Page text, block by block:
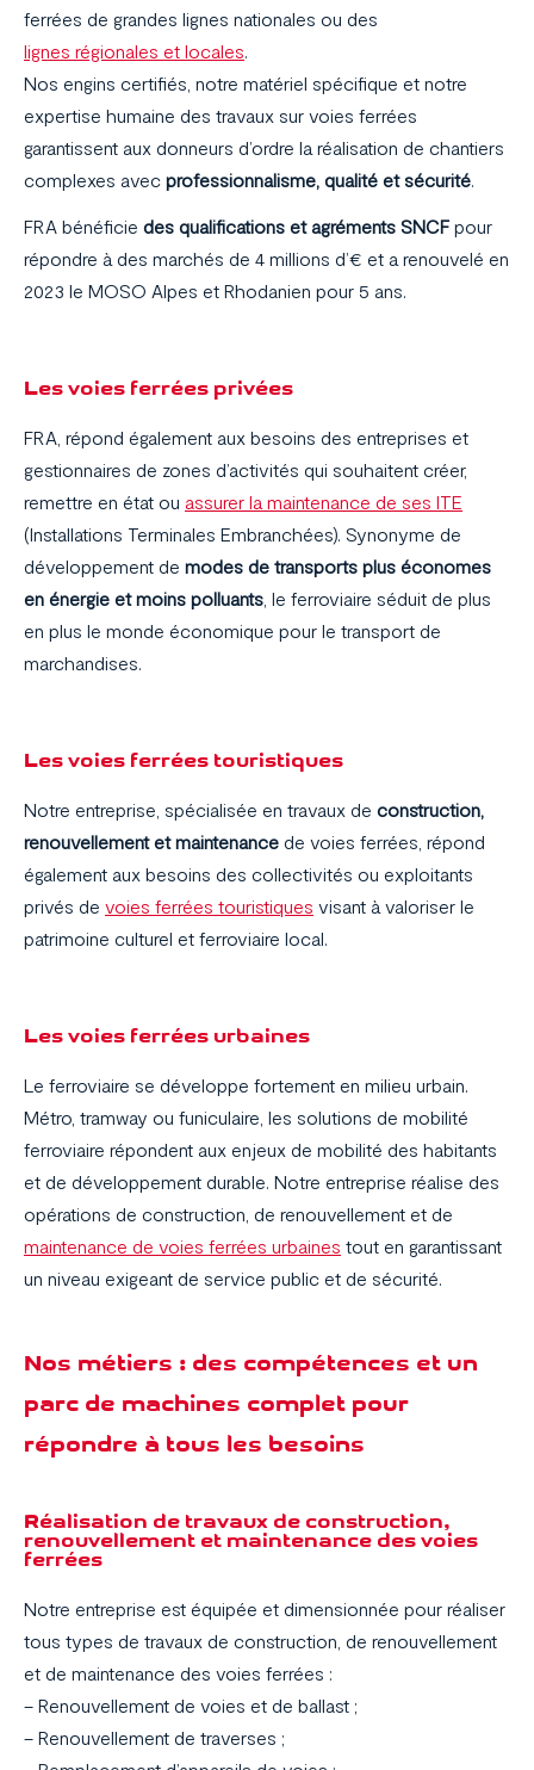
ferrées de grandes lignes nationales ou des
lignes régionales et locales.
Nos engins certifiés, notre matériel spécifique et notre
expertise humaine des travaux sur voies ferrées
garantissent aux donneurs d’ordre la réalisation de chantiers
complexes avec professionnalisme, qualité et sécurité.
FRA bénéficie des qualifications et agréments SNCF pour
répondre à des marchés de 4 millions d’€ et a renouvelé en
2023 le MOSO Alpes et Rhodanien pour 5 ans.
Les voies ferrées privées
FRA, répond également aux besoins des entreprises et
gestionnaires de zones d’activités qui souhaitent créer,
remettre en état ou assurer la maintenance de ses ITE
(Installations Terminales Embranchées). Synonyme de
développement de modes de transports plus économes
en énergie et moins polluants , le ferroviaire séduit de plus
en plus le monde économique pour le transport de
marchandises.
Les voies ferrées touristiques
Notre entreprise, spécialisée en travaux de construction,
renouvellement et maintenance de voies ferrées, répond
également aux besoins des collectivités ou exploitants
privés de voies ferrées touristiques visant à valoriser le
patrimoine culturel et ferroviaire local.
Les voies ferrées urbaines
Le ferroviaire se développe fortement en milieu urbain.
Métro, tramway ou funiculaire, les solutions de mobilité
ferroviaire répondent aux enjeux de mobilité des habitants
et de développement durable. Notre entreprise réalise des
opérations de construction, de renouvellement et de
maintenance de voies ferrées urbaines tout en garantissant
un niveau exigeant de service public et de sécurité.
Nos métiers : des compétences et un
parc de machines complet pour
répondre à tous les besoins
Réalisation de travaux de construction,
renouvellement et maintenance des voies
ferrées
Notre entreprise est équipée et dimensionnée pour réaliser
tous types de travaux de construction, de renouvellement
et de maintenance des voies ferrées :
– Renouvellement de voies et de ballast ;
– Renouvellement de traverses ;
Nos métiers